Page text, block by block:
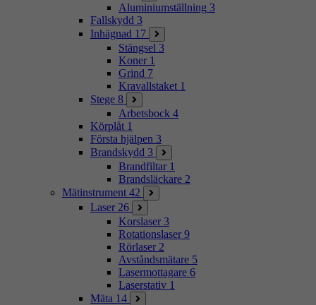
Aluminiumställning 3
Fallskydd 3
Inhägnad 17
Stängsel 3
Koner 1
Grind 7
Kravallstaket 1
Stege 8
Arbetsbock 4
Körplåt 1
Första hjälpen 3
Brandskydd 3
Brandfiltar 1
Brandsläckare 2
Mätinstrument 42
Laser 26
Korslaser 3
Rotationslaser 9
Rörlaser 2
Avståndsmätare 5
Lasermottagare 6
Laserstativ 1
Mäta 14